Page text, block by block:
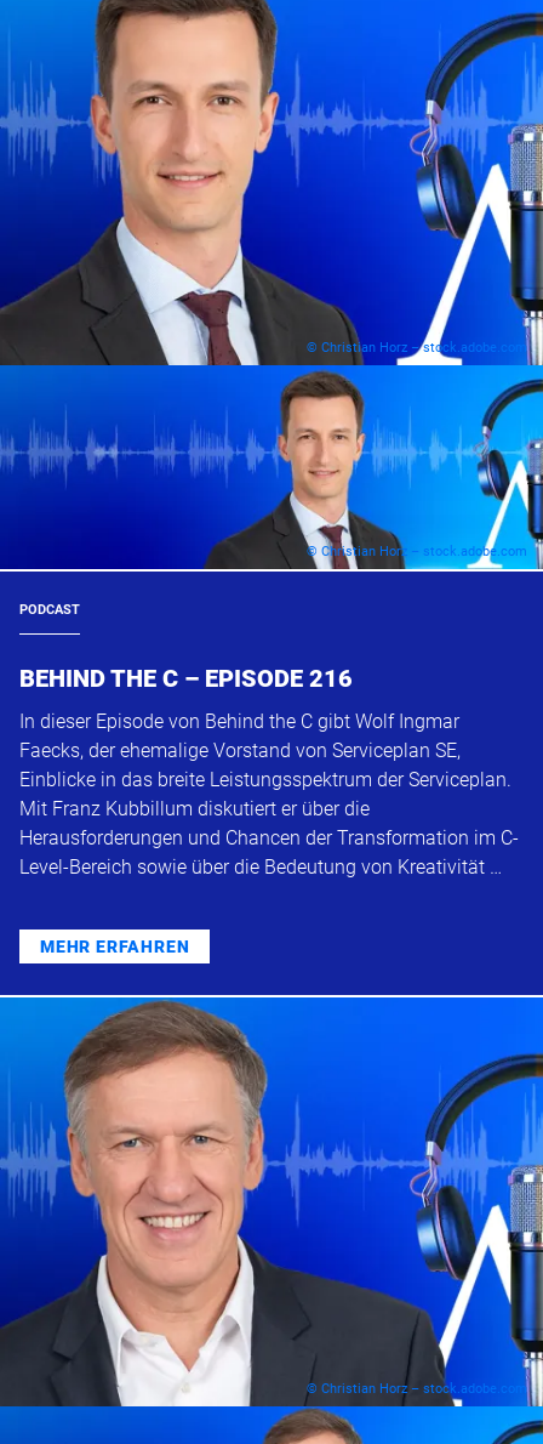
© Christian Horz – stock.adobe.com
© Christian Horz – stock.adobe.com
PODCAST
BEHIND THE C – EPISODE 216
In dieser Episode von Behind the C gibt Wolf Ingmar
Faecks, der ehemalige Vorstand von Serviceplan SE,
Einblicke in das breite Leistungsspektrum der Serviceplan.
Mit Franz Kubbillum diskutiert er über die
Herausforderungen und Chancen der Transformation im C-
Level-Bereich sowie über die Bedeutung von Kreativität …
MEHR ERFAHREN
© Christian Horz – stock.adobe.com